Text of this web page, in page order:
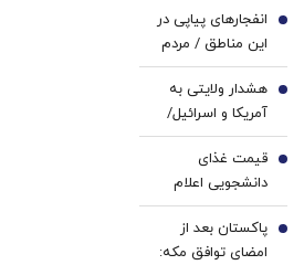
روزه
ساخت!
قسطه
سفید
کننده
خانگی
انفجارهای پیاپی در
این مناطق / مردم
آماده باشند
1
هشدار ولایتی به
آمریکا و اسرائیل/
منطقه را ترک کنید
2
قیمت غذای
دانشجویی اعلام
شد
3
پاکستان بعد از
امضای توافق مکه:
4